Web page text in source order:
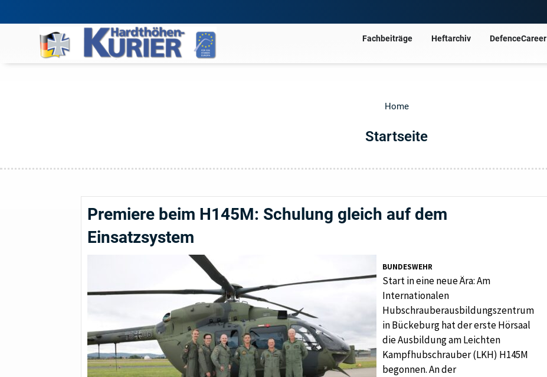
Fachbeiträge Heftarchiv DefenceCareer
Home
Startseite
Premiere beim H145M: Schulung gleich auf dem
Einsatzsystem
BUNDESWEHR
Start in eine neue Ära: Am
Internationalen
Hubschrauberausbildungszentrum
in Bückeburg hat der erste Hörsaal
die Ausbildung am Leichten
Kampfhubschrauber (LKH) H145M
begonnen. An der